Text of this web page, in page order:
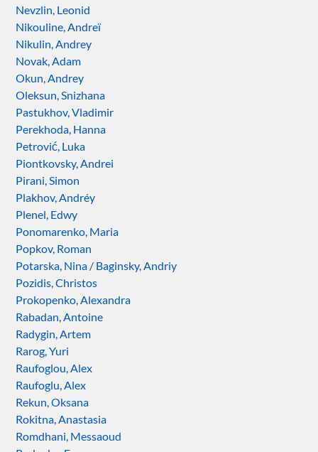
Nevzlin, Leonid
Nikouline, Andreï
Nikulin, Andrey
Novak, Adam
Okun, Andrey
Oleksun, Snizhana
Pastukhov, Vladimir
Perekhoda, Hanna
Petrović, Luka
Piontkovsky, Andrei
Pirani, Simon
Plakhov, Andréy
Plenel, Edwy
Ponomarenko, Maria
Popkov, Roman
Potarska, Nina / Baginsky, Andriy
Pozidis, Christos
Prokopenko, Alexandra
Rabadan, Antoine
Radygin, Artem
Rarog, Yuri
Raufoglou, Alex
Raufoglu, Alex
Rekun, Oksana
Rokitna, Anastasia
Romdhani, Messaoud